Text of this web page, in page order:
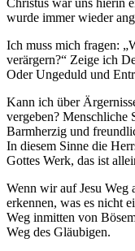
wurde immer wieder
Ich muss mich fragen:
verärgern?“ Zeige ich
Oder Ungeduld und
Kann ich über
vergeben? Menschliche
Barmherzig und
In diesem Sinne die
Gottes Werk, das ist
Wenn wir auf Jesu Weg
erkennen, was es nicht
Weg inmitten von
Weg des Gläubigen.